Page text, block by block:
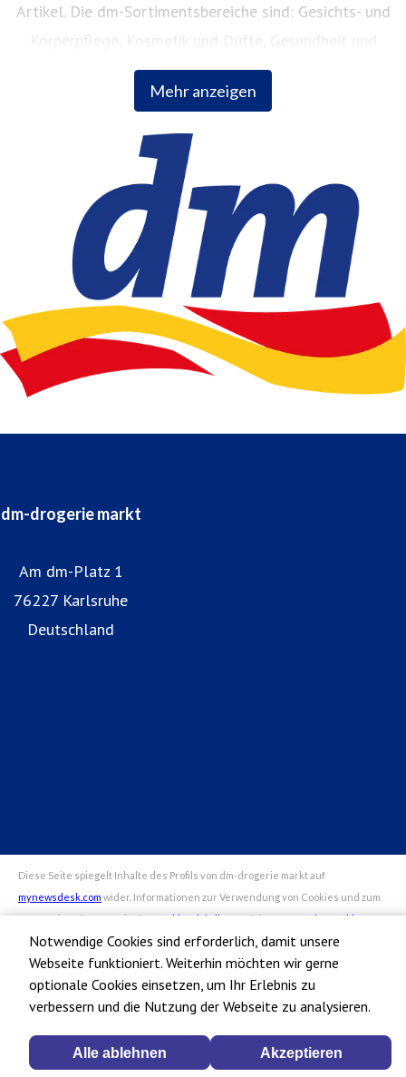
Notwendige Cookies sind erforderlich, damit unsere
Webseite funktioniert. Weiterhin möchten wir gerne
optionale Cookies einsetzen, um Ihr Erlebnis zu
verbessern und die Nutzung der Webseite zu analysieren.
Alle ablehnen Akzeptieren
Mehr anzeigen
Artikel. Die dm-Sortimentsbereiche sind: Gesichts- und
Körperpflege, Kosmetik und Düfte, Gesundheit und
Naturkost, Babynahrung, Babykleidung, Babypflege,
Haushalt, Foto, Hygieneartikel, Tiernahrung.
dm-drogerie markt
Am dm-Platz 1
76227 Karlsruhe
Deutschland